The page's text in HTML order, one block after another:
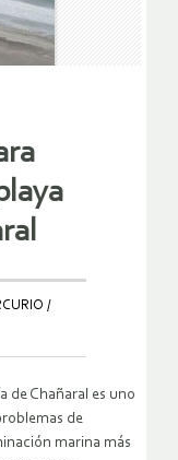
/
de Chañaral es uno
de
marina más